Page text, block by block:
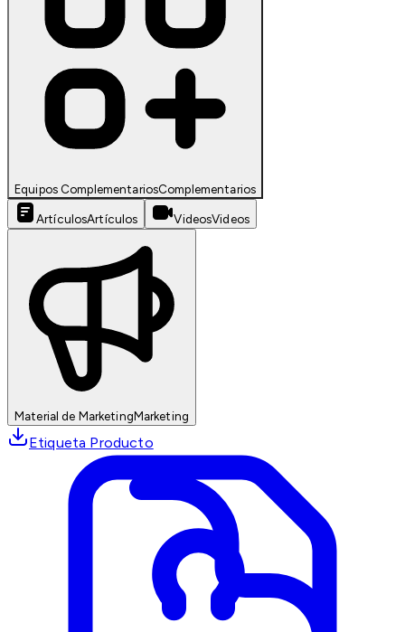
Equipos ComplementariosComplementarios
ArtículosArtículos VideosVideos
Material de MarketingMarketing
Etiqueta Producto